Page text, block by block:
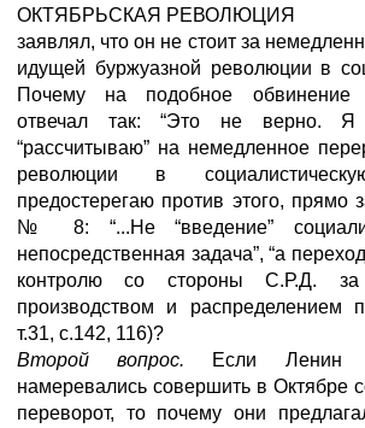
ОКТЯБРЬСКАЯ РЕВОЛЮЦИЯ
заявлял, что он не стоит за
идущей буржуазной революции в
Почему на подобное обвинение
отвечал так: “Это не верно.
“рассчитываю” на немедленное
революции в
предостерегаю против этого, прямо
№ 8: “...Не “введение”
непосредственная задача”, “а
контролю со стороны С.Р.Д. за
производством и распределением
т.31, с.142, 116)?
Второй вопрос. Если Ленин
намеревались совершить в Октябре
переворот, то почему они